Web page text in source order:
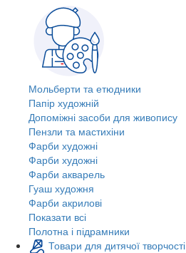
Мольберти та етюдники
Папір художній
Допоміжні засоби для живопису
Пензли та мастихіни
Фарби художні
Фарби художні
Фарби акварель
Гуаш художня
Фарби акрилові
Показати всі
Полотна і підрамники
Товари для дитячої творчості